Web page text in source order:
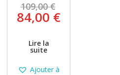
109,00€prix
initial
84,00 €Le
Lire la
suite
Ajouter à